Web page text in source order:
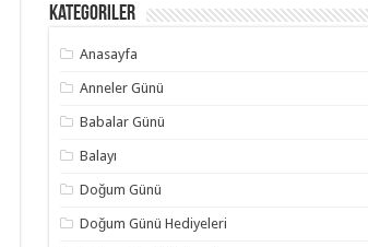
Kategoriler
Anasayfa
Anneler Günü
Babalar Günü
Balayı
Doğum Günü
Doğum Günü Hediyeleri